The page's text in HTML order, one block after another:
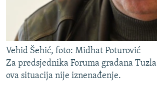
Vehid Šehić, foto: Midhat Poturović
Za predsjednika Foruma građana Tuzla
ova situacija nije iznenađenje.